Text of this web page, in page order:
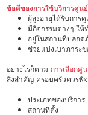
ข้อดีของการใช้บริการศูน
ผู้สูงอายุได้รับการ
มีกิจกรรมต่างๆ ให้
อยู่ในสถานที่ปลอ
ช่วยแบ่งเบาภาระ
อย่างไรก็ตาม การเลือก
สิ่งสำคัญ ครอบครัวควรพิ
ประเภทของบริการ
สถานที่ตั้ง